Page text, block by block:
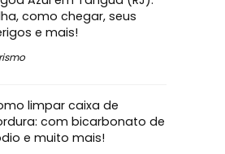
como chegar, seus
e mais!
limpar caixa de
com bicarbonato de
e muito mais!